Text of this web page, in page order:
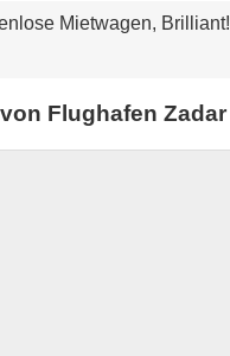
Mietwagen, Brilliant!
Flughafen Zadar